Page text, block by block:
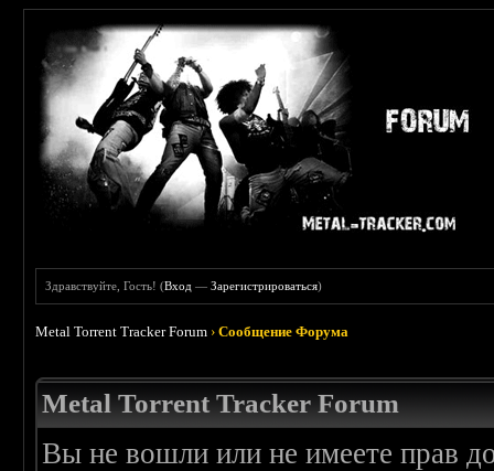
Здравствуйте, Гость! (Вход —Зарегистрироваться)
Metal Torrent Tracker Forum ›Сообщение Форума
Metal Torrent Tracker Forum
Вы не вошли или не имеете прав